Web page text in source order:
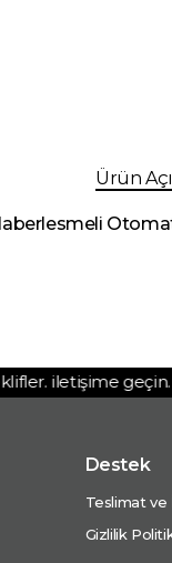
Ürün
iletişime geçin.
Destek
Teslimat ve
Gizlilik